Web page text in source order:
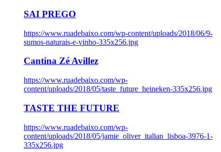
SAI PREGO
https://www.ruadebaixo.com/wp-content/uploads/2018/06/9-
sumos-naturais-e-vinho-335x256.jpg
Cantina Zé Avillez
https://www.ruadebaixo.com/wp-
content/uploads/2018/05/taste_future_heineken-335x256.jpg
TASTE THE FUTURE
https://www.ruadebaixo.com/wp-
content/uploads/2018/05/jamie_oliver_italian_lisboa-3976-1-
335x256.jpg